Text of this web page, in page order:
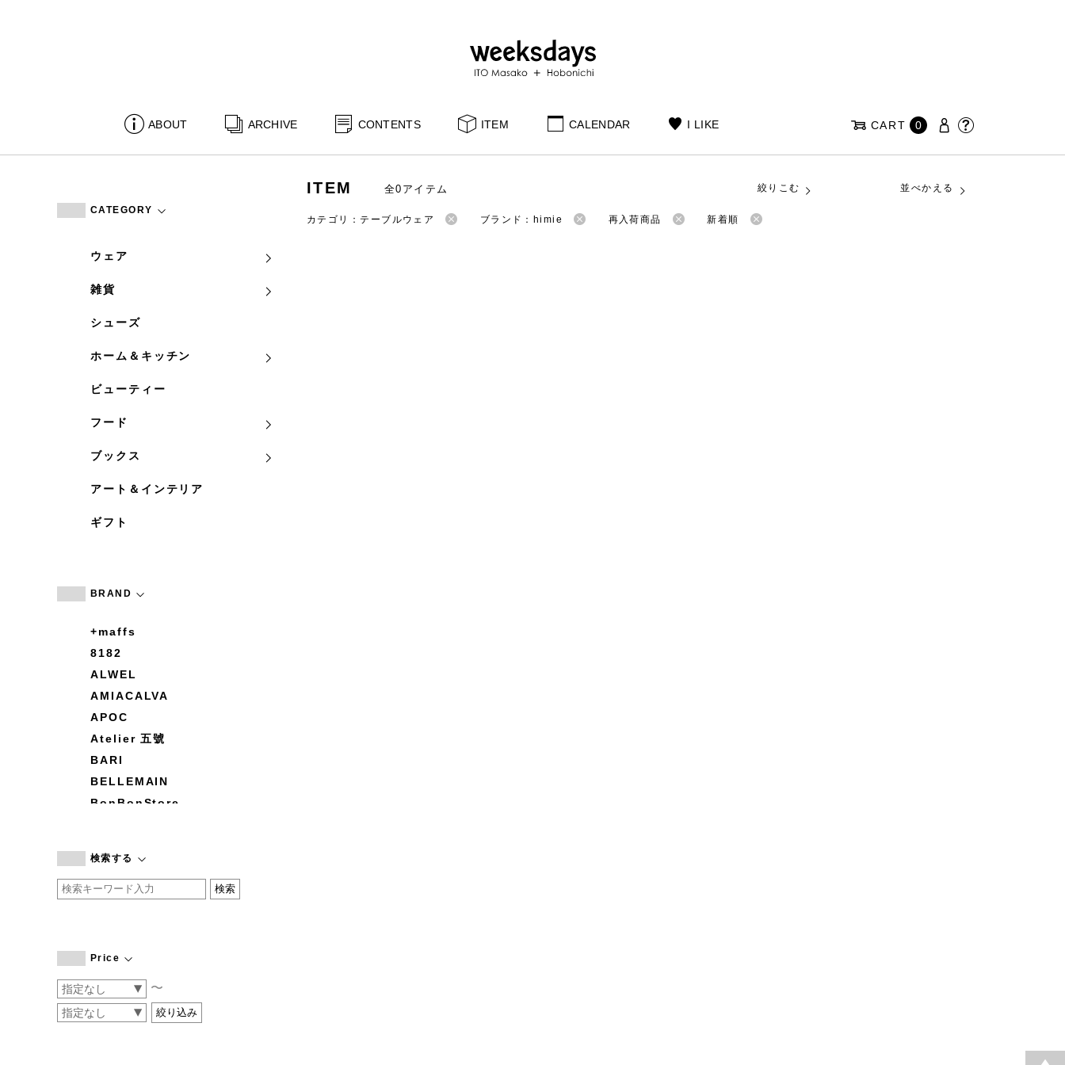
ABOUT ARCHIVE CONTENTS ITEM CALENDAR I LIKE CART 0
CATEGORY
ウェア
雑貨
シューズ
ホーム＆キッチン
ビューティー
フード
ブックス
アート＆インテリア
ギフト
BRAND
+maffs
8182
ALWEL
AMIACALVA
APOC
Atelier 五號
BARI
BELLEMAIN
BonBonStore
by basics
CATWORTH
COGTHEBIGSMOKE
CONVERSE
DEAN & DELUCA
検索する
Price
〜
ITEM 全0アイテム 絞りこむ 並べかえる
カテゴリ：テーブルウェア ブランド：himie 再入荷商品 新着順